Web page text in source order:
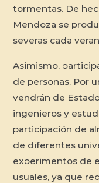
tormentas. De
Mendoza se
severas cada
Asimismo,
de personas. Por
vendrán de
ingenieros y
participación de
de diferentes
experimentos de
usuales, ya que